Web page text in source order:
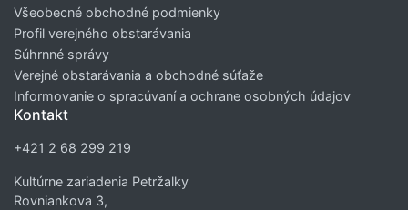
Všeobecné obchodné podmienky
Profil verejného obstarávania
Súhrnné správy
Verejné obstarávania a obchodné súťaže
Informovanie o spracúvaní a ochrane osobných údajov
Kontakt
+421 2 68 299 219
Kultúrne zariadenia Petržalky
Rovniankova 3,